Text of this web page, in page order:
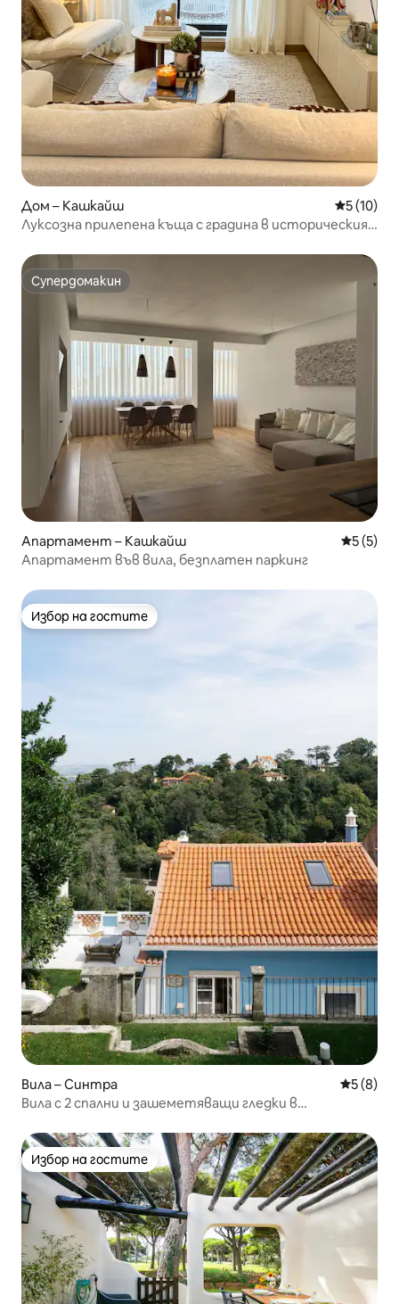
Дом – Кашкайш Средна
5 (10)
Луксозна прилепена къща с градина в историческия
Супердомакин
Супердомакин
Апартамент – Кашкайш Средна
5 (5)
Апартамент във вила, безплатен паркинг
Избор на гостите
Избор на гостите
Вила – Синтра Средна
5 (8)
Вила с 2 спални и зашеметяващи гледки в
Избор на гостите
Избор на гостите